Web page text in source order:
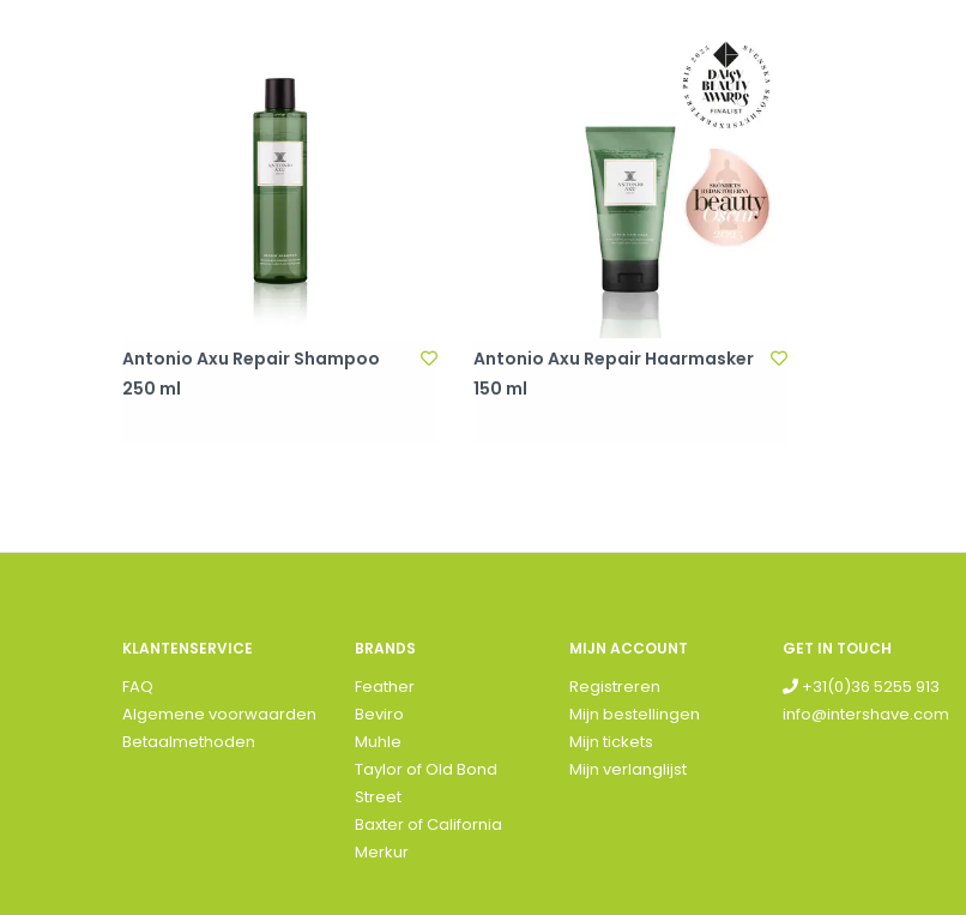
Antonio Axu Repair Shampoo
250 ml
Antonio Axu Repair Haarmasker
150 ml
KLANTENSERVICE
FAQ
Algemene voorwaarden
Betaalmethoden
BRANDS
Feather
Beviro
Muhle
Taylor of Old Bond
Street
Baxter of California
Merkur
MIJN ACCOUNT
Registreren
Mijn bestellingen
Mijn tickets
Mijn verlanglijst
GET IN TOUCH
+31(0)36 5255 913
info@intershave.com